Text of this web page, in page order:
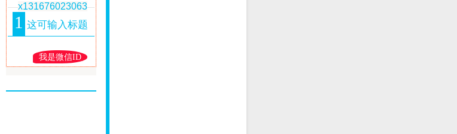
x131676023063
1 这可输入标题
我是微信ID